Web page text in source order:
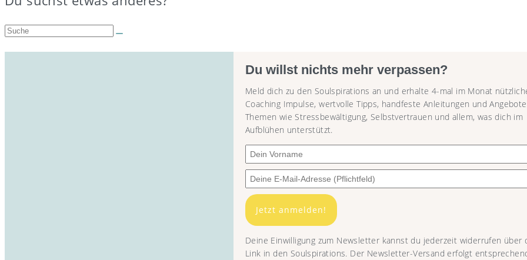
Suche:
Du willst nichts mehr verpassen?
Meld dich zu den Soulspirations an und erhalte 4-mal im Monat
Coaching Impulse, wertvolle Tipps, handfeste Anleitungen und
Themen wie Stressbewältigung, Selbstvertrauen und allem, was dich im
Aufblühen unterstützt.
Jetzt anmelden!
Deine Einwilligung zum Newsletter kannst du jederzeit widerrufen über
Link in den Soulspirations. Der Newsletter-Versand erfolgt